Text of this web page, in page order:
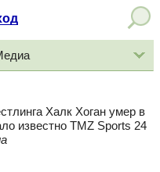
Халк Хоган умер в
известно TMZ Sports 24